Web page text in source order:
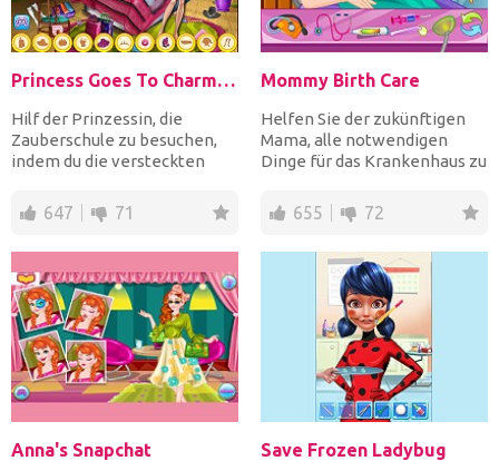
Princess Goes To Charm School
Hilf der Prinzessin, die
Zauberschule zu besuchen,
indem du die versteckten
647 71
Mommy Birth Care
Helfen Sie der zukünftigen
Mama, alle notwendigen
Dinge für das Krankenhaus zu
655 72
Anna's Snapchat Save Frozen Ladybug